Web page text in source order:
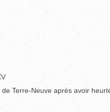
Terre-Neuve après avoir